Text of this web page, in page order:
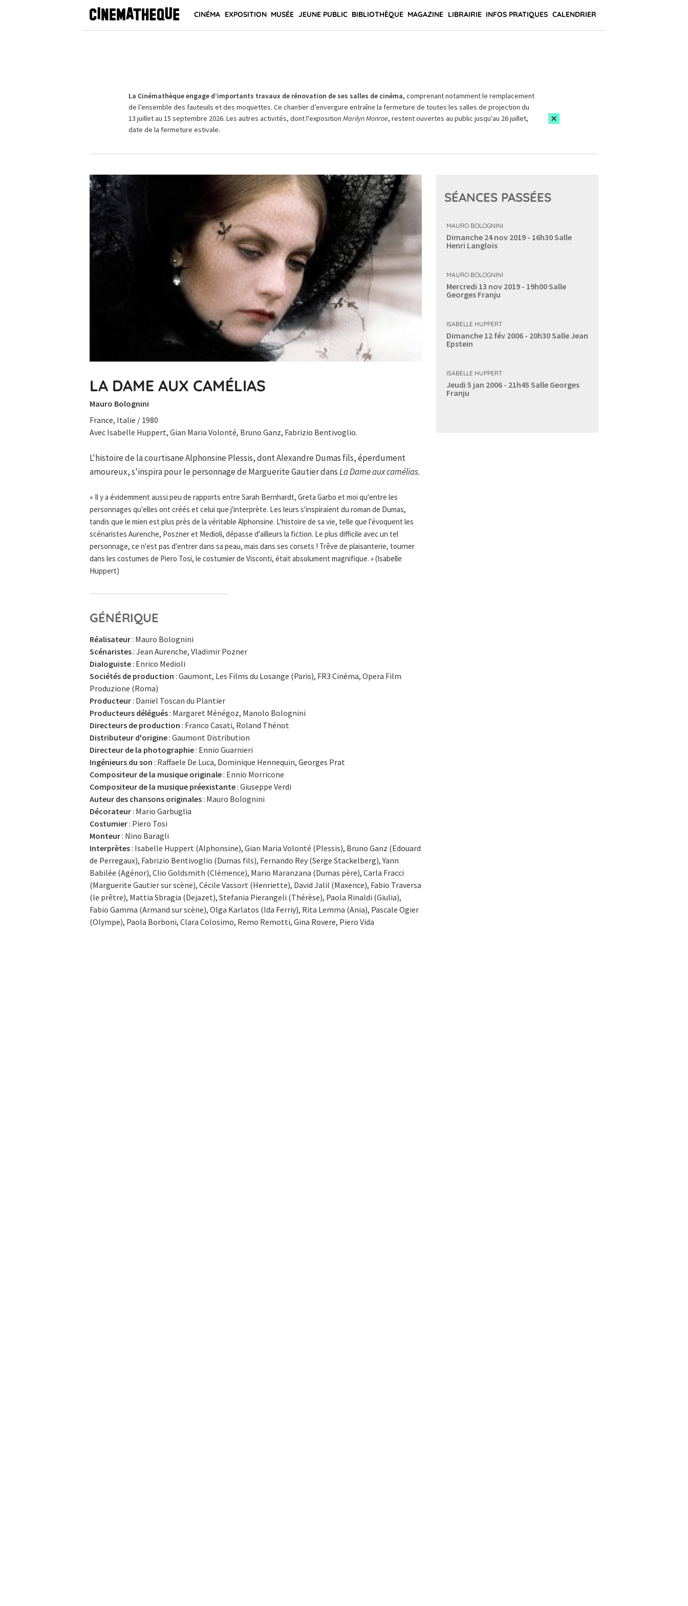
CINÉMA EXPOSITION MUSÉE JEUNE PUBLIC BIBLIOTHÈQUE MAGAZINE LIBRAIRIE INFOS PRATIQUES CALENDRIER
La Cinémathèque engage d’importants travaux de rénovation de ses salles de cinéma, comprenant notamment le remplacement
de l’ensemble des fauteuils et des moquettes. Ce chantier d’envergure entraîne la fermeture de toutes les salles de projection du
13 juillet au 15 septembre 2026. Les autres activités, dont l'exposition Marilyn Monroe, restent ouvertes au public jusqu'au 26 juillet,
date de la fermeture estivale.
LA DAME AUX CAMÉLIAS
Mauro Bolognini
France, Italie / 1980
Avec Isabelle Huppert, Gian Maria Volonté, Bruno Ganz, Fabrizio Bentivoglio.
L'histoire de la courtisane Alphonsine Plessis, dont Alexandre Dumas fils, éperdument
amoureux, s'inspira pour le personnage de Marguerite Gautier dansLa Dame aux camélias.
« Il y a évidemment aussi peu de rapports entre Sarah Bernhardt, Greta Garbo et moi qu'entre les
personnages qu'elles ont créés et celui que j'interprète. Les leurs s'inspiraient du roman de Dumas,
tandis que le mien est plus près de la véritable Alphonsine. L'histoire de sa vie, telle que l'évoquent les
scénaristes Aurenche, Poszner et Medioli, dépasse d'ailleurs la fiction. Le plus difficile avec un tel
personnage, ce n'est pas d'entrer dans sa peau, mais dans ses corsets ! Trêve de plaisanterie, tourner
dans les costumes de Piero Tosi, le costumier de Visconti, était absolument magnifique. » (Isabelle
Huppert)
GÉNÉRIQUE
Réalisateur: Mauro Bolognini
Scénaristes: Jean Aurenche, Vladimir Pozner
Dialoguiste: Enrico Medioli
Sociétés de production : Gaumont, Les Films du Losange (Paris), FR3 Cinéma, Opera Film
Produzione (Roma)
Producteur: Daniel Toscan du Plantier
Producteurs délégués: Margaret Ménégoz, Manolo Bolognini
Directeurs de production : Franco Casati, Roland Thénot
Distributeur d'origine: Gaumont Distribution
Directeur de la photographie: Ennio Guarnieri
Ingénieurs du son : Raffaele De Luca, Dominique Hennequin, Georges Prat
Compositeur de la musique originale: Ennio Morricone
Compositeur de la musique préexistante: Giuseppe Verdi
Auteur des chansons originales: Mauro Bolognini
Décorateur: Mario Garbuglia
Costumier: Piero Tosi
Monteur: Nino Baragli
Interprètes: Isabelle Huppert (Alphonsine), Gian Maria Volonté (Plessis), Bruno Ganz (Edouard
de Perregaux), Fabrizio Bentivoglio (Dumas fils), Fernando Rey (Serge Stackelberg), Yann
Babilée (Agénor), Clio Goldsmith (Clémence), Mario Maranzana (Dumas père), Carla Fracci
(Marguerite Gautier sur scène), Cécile Vassort (Henriette), David Jalil (Maxence), Fabio Traversa
(le prêtre), Mattia Sbragia (Dejazet), Stefania Pierangeli (Thérèse), Paola Rinaldi (Giulia),
Fabio Gamma (Armand sur scène), Olga Karlatos (Ida Ferriy), Rita Lemma (Ania), Pascale Ogier
(Olympe), Paola Borboni, Clara Colosimo, Remo Remotti, Gina Rovere, Piero Vida
SÉANCES PASSÉES
MAURO BOLOGNINI
Dimanche 24 nov 2019 - 16h30Salle
Henri Langlois
MAURO BOLOGNINI
Mercredi 13 nov 2019 - 19h00Salle
Georges Franju
ISABELLE HUPPERT
Dimanche 12 fév 2006 - 20h30Salle Jean
Epstein
ISABELLE HUPPERT
Jeudi 5 jan 2006 - 21h45 Salle Georges
Franju